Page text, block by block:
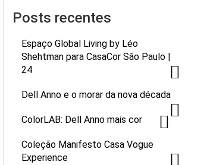
Posts recentes
Espaço Global Living by Léo
Shehtman para CasaCor São Paulo |
24
Dell Anno e o morar da nova década
ColorLAB: Dell Anno mais cor
Coleção Manifesto Casa Vogue
Experience